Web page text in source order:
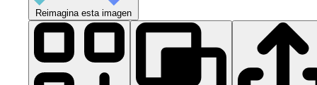
Reimagina esta imagen